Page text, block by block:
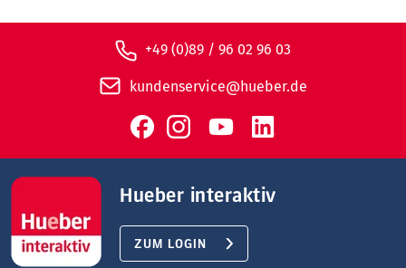
+49 (0)89 / 96 02 96 03
kundenservice@hueber.de
Hueber interaktiv
ZUM LOGIN